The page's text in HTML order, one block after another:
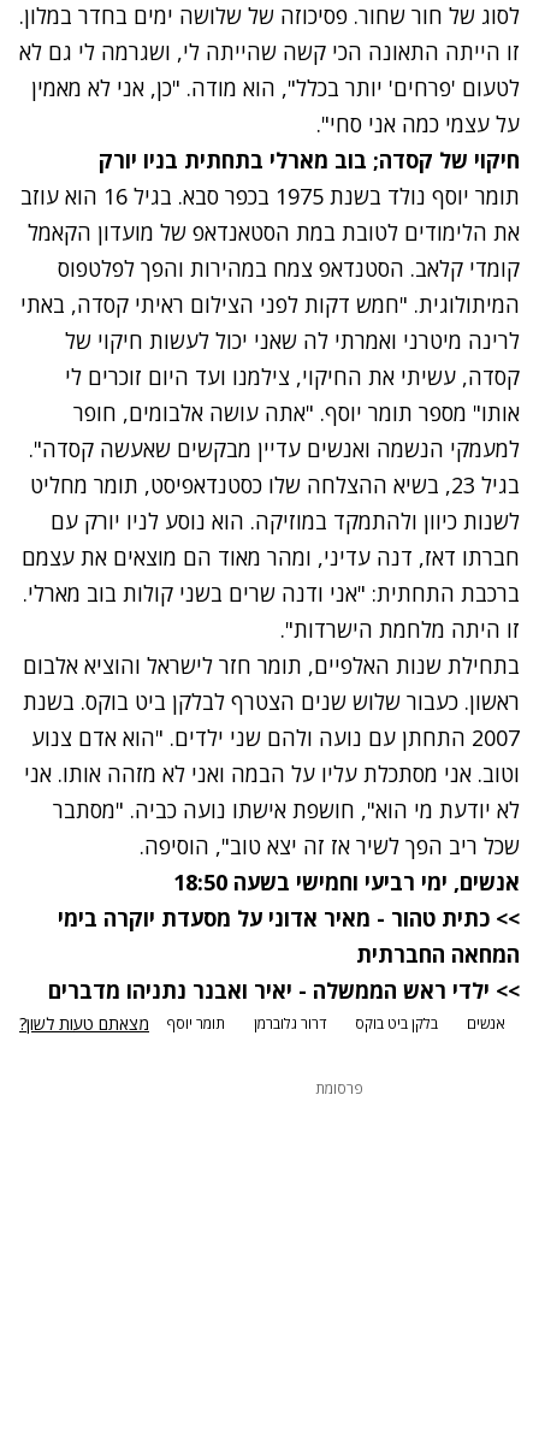
לסוג של חור שחור. פסיכוזה של שלושה ימים בחדר במלון.
זו הייתה התאונה הכי קשה שהייתה לי, ושגרמה לי גם לא
לטעום 'פרחים' יותר בכלל", הוא מודה. "כן, אני לא מאמין
על עצמי כמה אני סחי".
חיקוי של קסדה; בוב מארלי בתחתית בניו יורק
תומר יוסף נולד בשנת 1975 בכפר סבא. בגיל 16 הוא עוזב
את הלימודים לטובת במת הסטאנדאפ של מועדון הקאמל
קומדי קלאב. הסטנדאפ צמח במהירות והפך לפלטפוס
המיתולוגית. "חמש דקות לפני הצילום ראיתי קסדה, באתי
לרינה מיטרני ואמרתי לה שאני יכול לעשות חיקוי של
קסדה, עשיתי את החיקוי, צילמנו ועד היום זוכרים לי
אותו" מספר תומר יוסף. "אתה עושה אלבומים, חופר
למעמקי הנשמה ואנשים עדיין מבקשים שאעשה קסדה".
בגיל 23, בשיא ההצלחה שלו כסטנדאפיסט, תומר מחליט
לשנות כיוון ולהתמקד במוזיקה. הוא נוסע לניו יורק עם
חברתו דאז, דנה עדיני, ומהר מאוד הם מוצאים את עצמם
ברכבת התחתית: "אני ודנה שרים בשני קולות בוב מארלי.
זו היתה מלחמת הישרדות".
בתחילת שנות האלפיים, תומר חזר לישראל והוציא אלבום
ראשון. כעבור שלוש שנים הצטרף לבלקן ביט בוקס. בשנת
2007 התחתן עם נועה ולהם שני ילדים. "הוא אדם צנוע
וטוב. אני מסתכלת עליו על הבמה ואני לא מזהה אותו. אני
לא יודעת מי הוא", חושפת אישתו נועה כביה. "מסתבר
שכל ריב הפך לשיר אז זה יצא טוב", הוסיפה.
אנשים, ימי רביעי וחמישי בשעה 18:50
>> כתית טהור - מאיר אדוני על מסעדת יוקרה בימי
המחאה החברתית
>> ילדי ראש הממשלה - יאיר ואבנר נתניהו מדברים
אנשים בלקן ביט בוקס דרור גלוברמן תומר יוסף מצאתם טעות לשון?
פרסומת